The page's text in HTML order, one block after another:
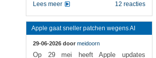
12 reacties
Lees meer
Apple gaat sneller patchen wegens AI
29-06-2026 door meidoorn
Op 29 mei heeft Apple updates